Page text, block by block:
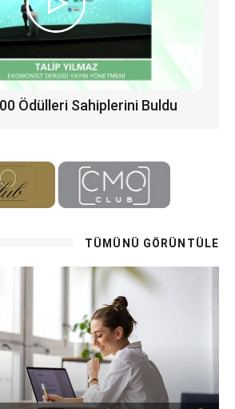
Ödülleri Sahiplerini Buldu
TÜMÜNÜ GÖRÜNTÜLE